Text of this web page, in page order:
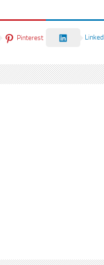
Pinterest